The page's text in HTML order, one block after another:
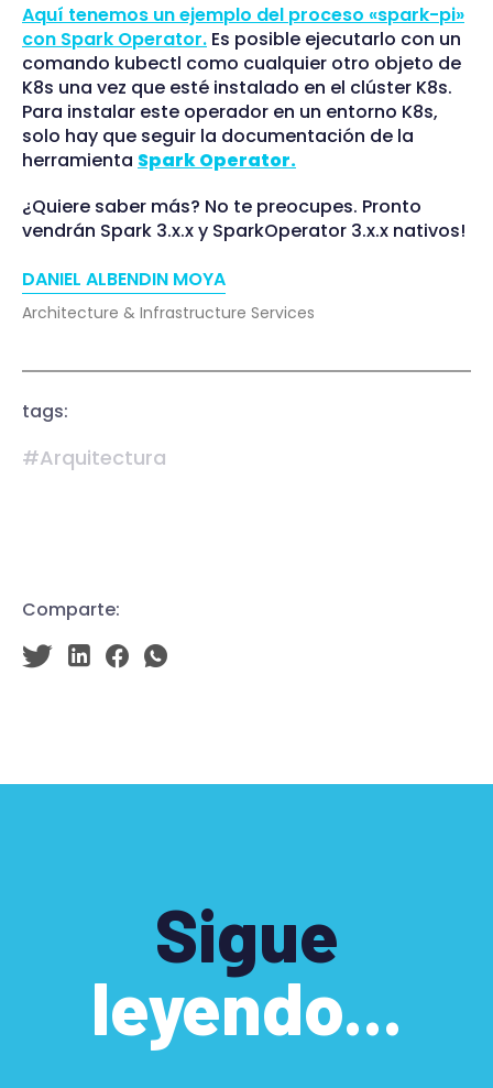
Aquí tenemos un ejemplo del proceso «spark-pi»
con Spark Operator. Es posible ejecutarlo con un
comando kubectl como cualquier otro objeto de
K8s una vez que esté instalado en el clúster K8s.
Para instalar este operador en un entorno K8s,
solo hay que seguir la documentación de la
herramienta Spark Operator.
¿Quiere saber más? No te preocupes. Pronto
vendrán Spark 3.x.x y SparkOperator 3.x.x nativos!
DANIEL ALBENDIN MOYA
Architecture & Infrastructure Services
tags:
#Arquitectura
Comparte:
Sigue
leyendo...